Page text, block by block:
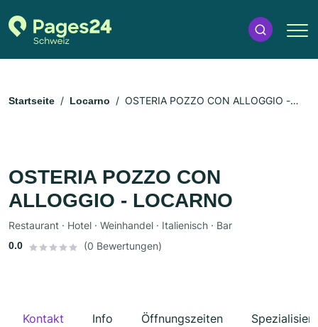
Startseite Locarno
OSTERIA POZZO CON ALLOGGIO -
OSTERIA POZZO CON
ALLOGGIO - LOCARNO
Restaurant · Hotel · Weinhandel · Italienisch · Bar
0.0 (0 Bewertungen)
Kontakt Info Öffnungszeiten